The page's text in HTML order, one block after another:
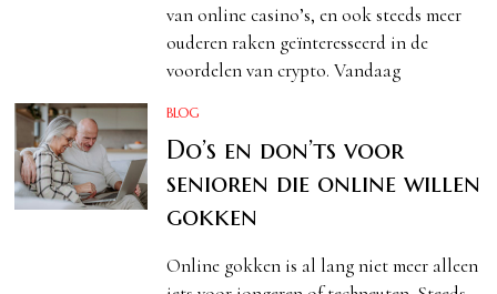
van online casino’s, en ook steeds meer
ouderen raken geïnteresseerd in de
voordelen van crypto. Vandaag
BLOG
Do’s en don’ts voor
senioren die online willen
gokken
Online gokken is al lang niet meer alleen